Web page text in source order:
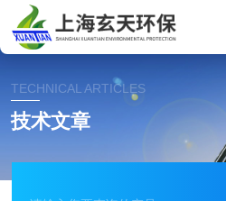
TECHNICAL ARTICLES
技术文章